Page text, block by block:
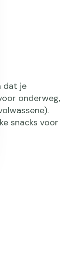
dat je
onderweg,
snacks voor